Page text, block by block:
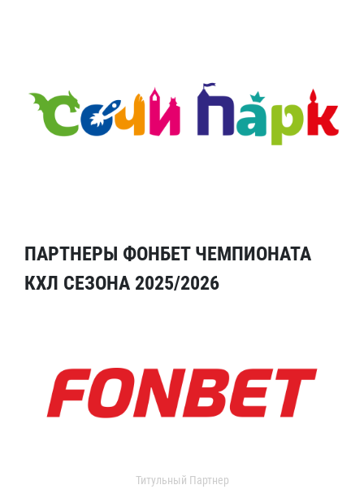
ПАРТНЕРЫ ФОНБЕТ ЧЕМПИОНАТА
КХЛ СЕЗОНА 2025/2026
Титульный Партнер